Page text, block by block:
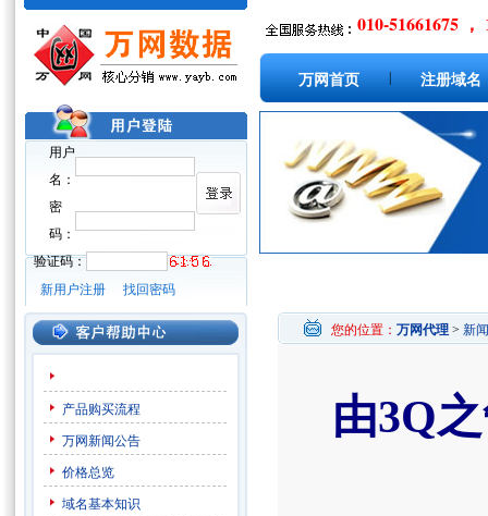
用户
名：
密
码：
验证码：
新用户注册
找回密码
010-51661675 ，
万网首页 注册域名
产品购买流程
万网新闻公告
价格总览
域名基本知识
您的位置： 万网代理 > 新
由3Q